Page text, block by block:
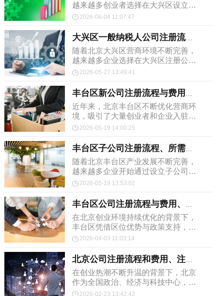
越来越多创业者选择在大兴区设立公
司开展经营活动。对于首次创业的人
程，可以帮助企业更高效...
2026-06-04 11:07:47
大兴区一般纳税人公司注册流程、所需材料详解
随着北京大兴区营商环境不断完善，
越来越多企业选择在大兴区注册公
司，并直接申请一般纳税人资格。为
求，很多创业者在公司成立...
2026-05-27 13:49:41
近年来，北京丰台区不断优化营商环
境，吸引了大量创业者和企业入驻。
对于初次创业的人来说，“丰台区新
的问题之一。实际上，当...
2026-05-19 14:00:25
丰台区子公司注册流程、所需材料详解
随着北京丰台区产业发展不断完善，
越来越多企业开始通过设立子公司的
方式拓展业务。对于集团企业、品牌
解“丰台区子公司注册流程”...
2026-05-19 13:53:02
​在北京创业环境持续优化的背景下，
丰台区凭借区位优势与政策支持，成
为众多创业者注册公司的热门区域。
不仅有助于节省时间...
2026-04-03 11:03:14
北京公司注册流程和费用、注意事项有哪些？
在创业热潮不断升温的背景下，北京
作为全国政治、经济与科技中心，吸
引了大量创业者与投资人。很多人在
2026-02-23 13:42:42